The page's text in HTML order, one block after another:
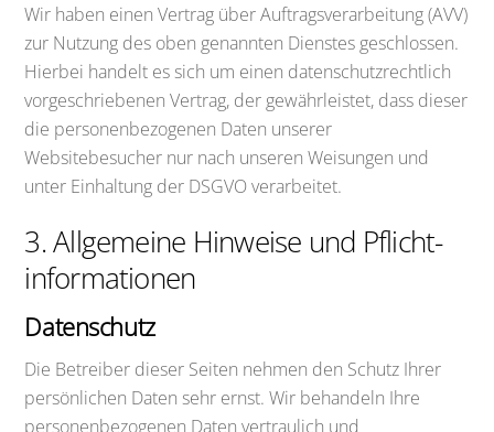
Wir haben einen Vertrag über Auftragsverarbeitung (AVV)
zur Nutzung des oben genannten Dienstes geschlossen.
Hierbei handelt es sich um einen datenschutzrechtlich
vorgeschriebenen Vertrag, der gewährleistet, dass dieser
die personenbezogenen Daten unserer
Websitebesucher nur nach unseren Weisungen und
unter Einhaltung der DSGVO verarbeitet.
3. Allgemeine Hinweise und Pflicht­
informationen
Datenschutz
Die Betreiber dieser Seiten nehmen den Schutz Ihrer
persönlichen Daten sehr ernst. Wir behandeln Ihre
personenbezogenen Daten vertraulich und